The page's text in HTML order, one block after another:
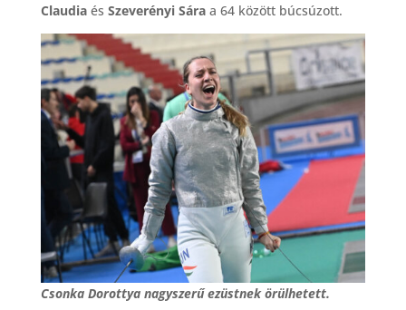
Claudiaés Szeverényi Sáraa 64 között búcsúzott.
Csonka Dorottya nagyszerű ezüstnek örülhetett.